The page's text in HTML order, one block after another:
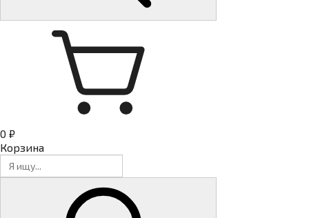
0 ₽
Корзина